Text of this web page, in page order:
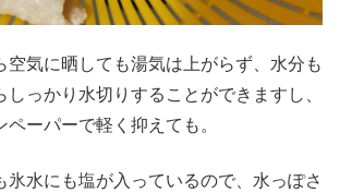
空気に晒しても湯気は上がらず、水分も
っかり水切りすることができますし、
ーパーで軽く抑えても。
氷水にも塩が入っているので、水っぽさ